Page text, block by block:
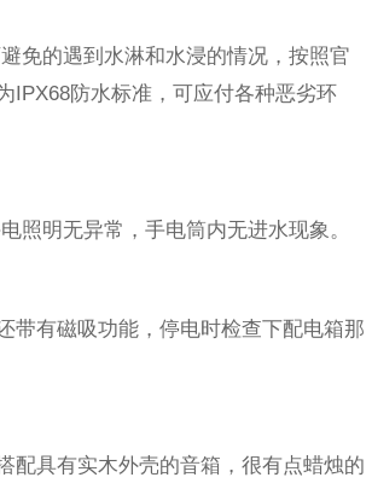
免的遇到水淋和水浸的情况，按照官
IPX68防水标准，可应付各种恶劣环
照明无异常，手电筒内无进水现象。
带有磁吸功能，停电时检查下配电箱那
配具有实木外壳的音箱，很有点蜡烛的